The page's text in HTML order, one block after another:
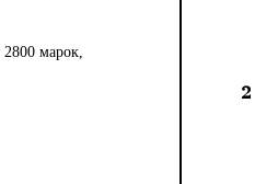
2800 марок,
2